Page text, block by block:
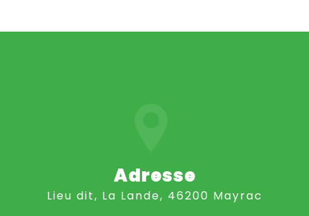
Adresse
Lieu dit, La Lande, 46200 Mayrac